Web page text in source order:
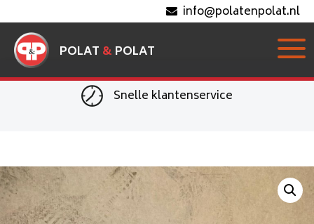
info@polatenpolat.nl
POLAT & POLAT
Snelle klantenservice